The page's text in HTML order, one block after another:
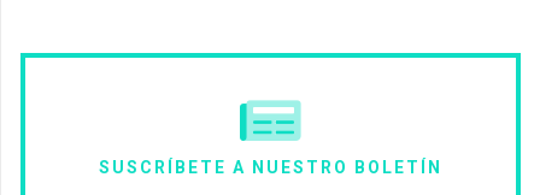
SUSCRÍBETE A NUESTRO BOLETÍN